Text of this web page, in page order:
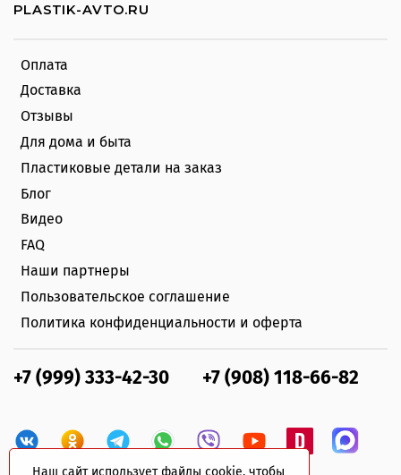
Наш сайт использует файлы cookie, чтобы
Оплата
Доставка
Отзывы
Для дома и быта
Пластиковые детали на заказ
Блог
Видео
FAQ
Наши партнеры
Пользовательское соглашение
Политика конфиденциальности и оферта
+7 (999) 333-42-30 +7 (908) 118-66-82
PLASTIK-AVTO.RU